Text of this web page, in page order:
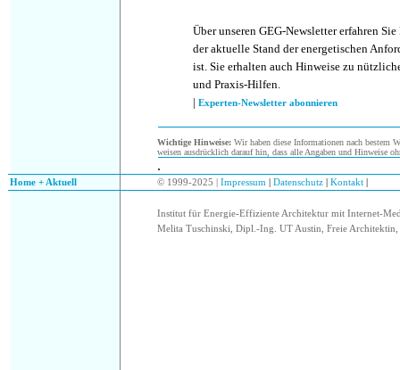
Über unseren GEG-Newsletter erfahren
der aktuelle Stand der energetischen
ist. Sie erhalten auch Hinweise zu
und Praxis-Hilfen.
| Experten-Newsletter abonnieren
Wichtige Hinweise: Wir haben diese Informationen nach bestem
weisen ausdrücklich darauf hin, dass alle Angaben und Hinweise
.
Home + Aktuell © 1999-2025 | Impressum Datenschutz Kontakt
Institut für Energie-Effiziente Architektur mit Internet-
Melita Tuschinski, Dipl.-Ing. UT Austin, Freie Architektin,